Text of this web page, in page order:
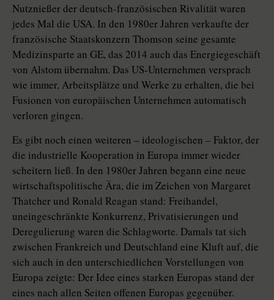
Nutznießer der deutsch-französischen Rivalität waren
jedes Mal die USA. In den 1980er Jahren verkaufte der
französische Staatskonzern Thomson seine gesamte
Medizinsparte an GE, das 2014 auch das Energiegeschäft
von Alstom übernahm. Das US-Unternehmen versprach
wie immer, Arbeitsplätze und Werke zu erhalten, die bei
Fusionen von europäischen Unternehmen automatisch
verloren gingen.
Es gibt noch einen weiteren – ideologischen – Faktor, der
die industrielle Kooperation in Europa immer wieder
scheitern ließ. In den 1980er Jahren begann eine neue
wirtschaftspolitische Ära, die im Zeichen von Margaret
Thatcher und Ronald Reagan stand: Freihandel,
uneingeschränkte Konkurrenz, Privatisierungen und
Deregulierung waren die Schlagworte. Damals tat sich
zwischen Frankreich und Deutschland eine Kluft auf, die
sich auch in den unterschiedlichen Vorstellungen von
Europa zeigte: Der Idee eines starken Europas stand der
eines nach allen Seiten offenen Europas gegenüber.